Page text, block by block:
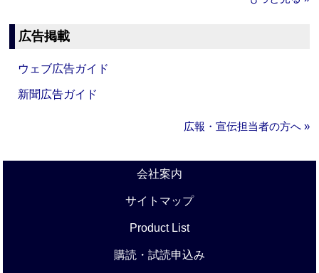
広告掲載
ウェブ広告ガイド
新聞広告ガイド
広報・宣伝担当者の方へ »
会社案内
サイトマップ
Product List
購読・試読申込み